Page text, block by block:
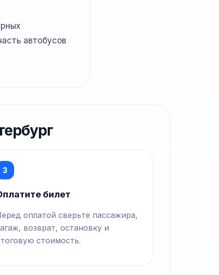
автобусов
3
билет
оплатой сверьте пассажира,
возврат, остановку и
стоимость.